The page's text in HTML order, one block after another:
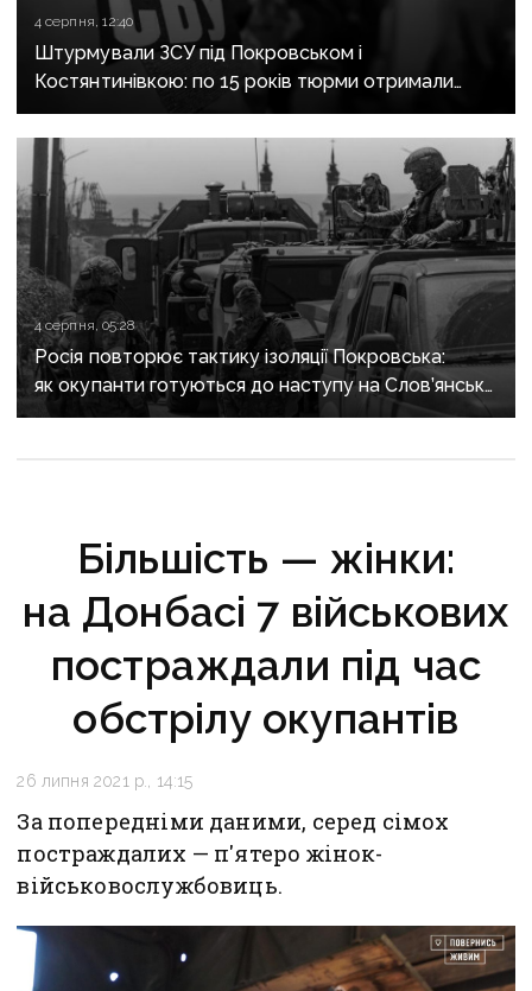
4 серпня, 12:40
Штурмували ЗСУ під Покровськом і
Костянтинівкою: по 15 років тюрми отримали
десятеро бойовиків, які воювали на боці рф
4 серпня, 05:28
Росія повторює тактику ізоляції Покровська:
як окупанти готуються до наступу на Слов’янськ і
Краматорськ
Більшість — жінки:
на Донбасі 7 військових
постраждали під час
обстрілу окупантів
26 липня 2021 р., 14:15
За попередніми даними, серед сімох
постраждалих — п'ятеро жінок-
військовослужбовиць.